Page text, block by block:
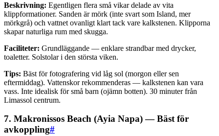
Beskrivning: Egentligen flera små vikar delade av vita
klippformationer. Sanden är mörk (inte svart som Island, mer
mörkgrå) och vattnet ovanligt klart tack vare kalkstenen. Klipporna
skapar naturliga rum med skugga.
Faciliteter: Grundläggande — enklare strandbar med drycker,
toaletter. Solstolar i den största viken.
Tips: Bäst för fotografering vid låg sol (morgon eller sen
eftermiddag). Vattenskor rekommenderas — kalkstenen kan vara
vass. Inte idealisk för små barn (ojämn botten). 30 minuter från
Limassol centrum.
7. Makronissos Beach (Ayia Napa) — Bäst för
avkoppling#